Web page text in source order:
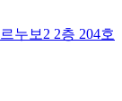
누보2 2층 204호